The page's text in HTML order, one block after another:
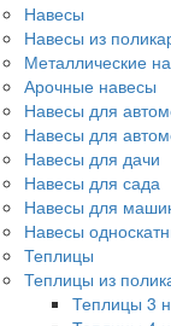
Навесы
Навесы из
Металлические
Арочные навесы
Навесы для
Навесы для
Навесы для дачи
Навесы для сада
Навесы для
Навесы
Теплицы
Теплицы из
Теплицы 3